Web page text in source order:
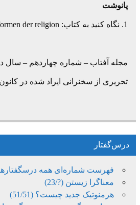
پانوشت
1. نگاه کنيد به کتاب: Erscheinungsformen der religion
مجله آفتاب – شماره چهاردهم – سال دوم
تحريری از سخنرانی ايراد شده در کانون
درس‌گفتار
فهرست شماره‌ای همه
معناگرا زیستن (?/23)
هرمنوتیک جدید چیست؟ (51/51)